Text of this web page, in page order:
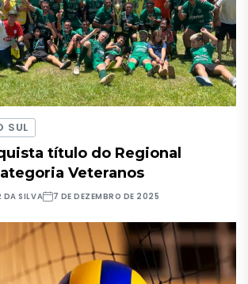
SUL
título do Regional
Veteranos
DA SILVA 7 DE DEZEMBRO DE 2025